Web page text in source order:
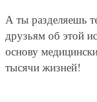
А ты разделяешь
друзьям об этой
основу
тысячи жизней!